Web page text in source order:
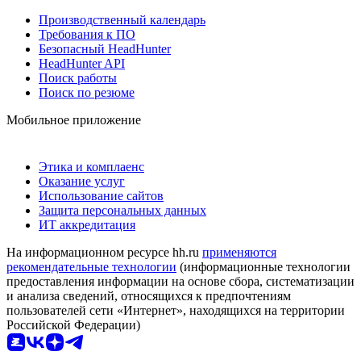
Производственный календарь
Требования к ПО
Безопасный HeadHunter
HeadHunter API
Поиск работы
Поиск по резюме
Мобильное приложение
Этика и комплаенс
Оказание услуг
Использование сайтов
Защита персональных данных
ИТ аккредитация
На информационном ресурсе hh.ru применяются
рекомендательные технологии (информационные технологии
предоставления информации на основе сбора, систематизации
и анализа сведений, относящихся к предпочтениям
пользователей сети «Интернет», находящихся на территории
Российской Федерации)